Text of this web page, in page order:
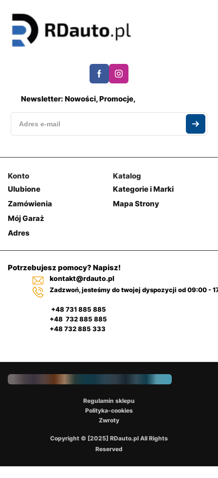
Newsletter: Nowości, Promocje,
Konto
Ulubione
Zamówienia
Mój Garaż
Adres
Katalog
Kategorie i Marki
Mapa Strony
Potrzebujesz pomocy? Napisz!
kontakt@rdauto.pl
Zadzwoń, jesteśmy do twojej dyspozycji od 09:00 -
+48 731 885 885
+48 732 885 885
+48 732 885 333
Copyright © [2025] RDauto.pl All Rights
Reserved
Regulamin sklepu
Polityka-cookies
Zwroty